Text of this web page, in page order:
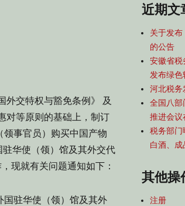
外交特权与豁免条例》 及
对等原则的基础上，制订
事官员）购买中国产物
华使（领）馆及其外交代
现就有关问题通知如下：
驻华使（领）馆及其外
近期文
关于发布
的公告
安徽省税
发布绿色
河北税务
全国八部
推进会议
税务部门
白酒、
其他操
注册